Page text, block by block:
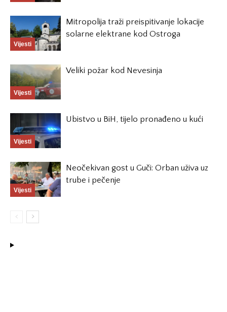
Vijesti
Mitropolija traži preispitivanje lokacije
solarne elektrane kod Ostroga
Vijesti
Veliki požar kod Nevesinja
Vijesti
Ubistvo u BiH, tijelo pronađeno u kući
Vijesti
Neočekivan gost u Guči: Orban uživa uz
trube i pečenje